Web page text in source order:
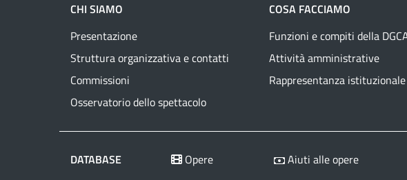
CHI SIAMO
Presentazione
Struttura organizzativa e contatti
Commissioni
Osservatorio dello spettacolo
COSA FACCIAMO
Funzioni e compiti della
Attività amministrative
Rappresentanza istituzionale
DATABASE Opere Aiuti alle opere